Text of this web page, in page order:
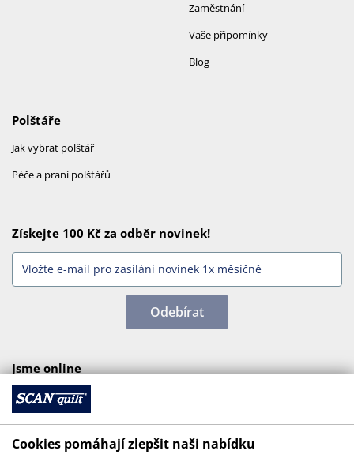
Zaměstnání
Vaše připomínky
Blog
Polštáře
Jak vybrat polštář
Péče a praní polštářů
Získejte 100 Kč za odběr novinek!
Odebírat
Jsme online
Cookies pomáhají zlepšit naši nabídku